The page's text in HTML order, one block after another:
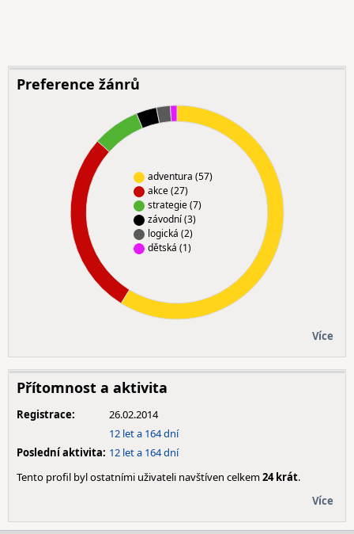
Preference žánrů
adventura (57)
akce (27)
strategie (7)
závodní (3)
logická (2)
dětská (1)
Více
Přítomnost a aktivita
Registrace:
26.02.2014
12 let a 164 dní
Poslední aktivita: 12 let a 164 dní
Tento profil byl ostatními uživateli navštíven celkem24 krát.
Více